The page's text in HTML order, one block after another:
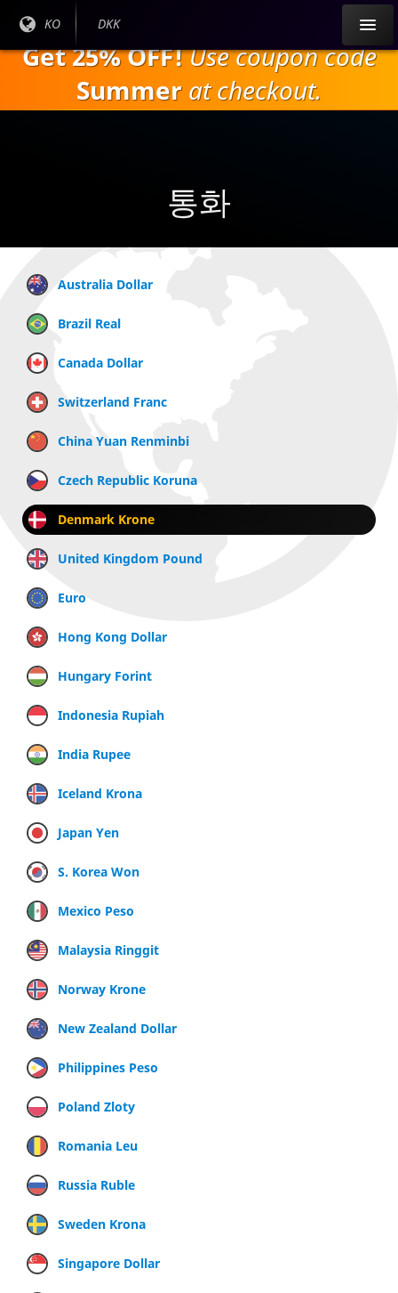
내
으
현재
:
KO
현재
DKK
Get 25% OFF!Use coupon code
Summer at checkout.
통화
Australia Dollar
Brazil Real
Canada Dollar
Switzerland Franc
China Yuan Renminbi
Czech Republic Koruna
Denmark Krone
United Kingdom Pound
Euro
Hong Kong Dollar
Hungary Forint
Indonesia Rupiah
India Rupee
Iceland Krona
Japan Yen
S. Korea Won
Mexico Peso
Malaysia Ringgit
Norway Krone
New Zealand Dollar
Philippines Peso
Poland Zloty
Romania Leu
Russia Ruble
Sweden Krona
Singapore Dollar